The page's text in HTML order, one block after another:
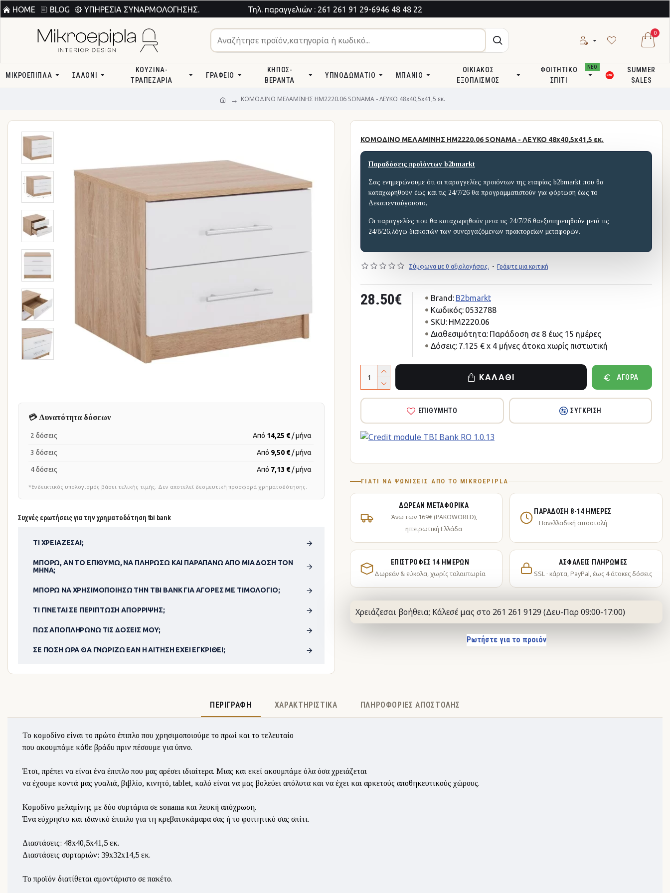
HOME BLOG ΥΠΗΡΕΣΊΑ ΣΥΝΑΡΜΟΛΌΓΗΣΗΣ. Τηλ. παραγγελιών : 261 261 91 29-6946 48 48 22
0
ΜΙΚΡΟΕΠΙΠΛΑ ΣΑΛΌΝΙ
ΚΟΥΖΊΝΑ-
ΤΡΑΠΕΖΑΡΊΑ
ΓΡΑΦΕΊΟ
ΚΉΠΟΣ-
ΒΕΡΆΝΤΑ
ΥΠΝΟΔΩΜΆΤΙΟ ΜΠΆΝΙΟ
ΟΙΚΙΑΚΌΣ
ΕΞΟΠΛΙΣΜΌΣ
ΦΟΙΤΗΤΙΚΌ
ΣΠΊΤΙ
ΝΕΟ
SUMMER
SALES
ΚΟΜΟΔΙΝΟ ΜΕΛΑΜΙΝΗΣ HM2220.06 SONAMA - ΛΕΥΚΟ 48x40,5x41,5 εκ.
Συχνές ερωτήσεις για την χρηματοδότηση tbi bank
ΤΙ ΧΡΕΙΆΖΕΣΑΙ;
ΜΠΟΡΏ, ΑΝ ΤΟ ΕΠΙΘΥΜΏ, ΝΑ ΠΛΗΡΏΣΩ ΚΑΙ ΠΑΡΑΠΆΝΩ ΑΠΌ ΜΊΑ ΔΌΣΗ ΤΟΝ
ΜΉΝΑ;
ΜΠΟΡΏ ΝΑ ΧΡΗΣΙΜΟΠΟΊΗΣΩ ΤΗΝ TBI BANK ΓΙΑ ΑΓΟΡΈΣ ΜΕ ΤΙΜΟΛΌΓΙΟ;
ΤΙ ΓΊΝΕΤΑΙ ΣΕ ΠΕΡΊΠΤΩΣΗ ΑΠΌΡΡΙΨΗΣ;
ΠΏΣ ΑΠΟΠΛΗΡΏΝΩ ΤΙΣ ΔΌΣΕΙΣ ΜΟΥ;
ΣΕ ΠΌΣΗ ΏΡΑ ΘΑ ΓΝΩΡΊΖΩ ΕΆΝ Η ΑΊΤΗΣΗ ΈΧΕΙ ΕΓΚΡΙΘΕΊ;
💳 Δυνατότητα δόσεων
2 δόσεις Από 14,25 € / μήνα
3 δόσεις Από 9,50 € / μήνα
4 δόσεις Από 7,13 € / μήνα
*Ενδεικτικός υπολογισμός βάσει τελικής τιμής. Δεν αποτελεί δεσμευτική προσφορά χρηματοδότησης.
ΚΟΜΟΔΙΝΟ ΜΕΛΑΜΙΝΗΣ HM2220.06 SONAMA - ΛΕΥΚΟ 48x40,5x41,5 εκ.
Παραδόσεις προϊόντων b2bmarkt
Σας ενημερώνουμε ότι οι παραγγελίες προιόντων της εταιρίας b2bmarkt που θα
καταχωρηθούν έως και τις 24/7/26 θα προγραμματιστούν για φόρτωση έως το
Δεκαπενταύγουστο,
Οι παραγγελίες που θα καταχωρηθούν μετα τις 24/7/26 θαεξυπηρετηθούν μετά τις
24/8/26,λόγω διακοπών των συνεργαζόμενων πρακτορείων μεταφορών.
Σύμφωνα με 0 αξιολογήσεις. - Γράψτε μια κριτική
28.50€ Brand: B2bmarkt
Κωδικός: 0532788
SKU: HM2220.06
Διαθεσιμότητα: Παράδοση σε 8 έως 15 ημέρες
Δόσεις: 7.125 € x 4 μήνες άτοκα χωρίς πιστωτική
ΚΑΛΆΘΙ ΑΓΟΡΆ
ΕΠΙΘΥΜΗΤΌ ΣΎΓΚΡΙΣΗ
ΓΙΑΤΊ ΝΑ ΨΩΝΊΣΕΙΣ ΑΠΌ ΤΟ MIKROEPIPLA
ΔΩΡΕΆΝ ΜΕΤΑΦΟΡΙΚΆ
Άνω των 169€ (PAKOWORLD),
ηπειρωτική Ελλάδα
ΠΑΡΆΔΟΣΗ 8-14 ΗΜΈΡΕΣ
Πανελλαδική αποστολή
ΕΠΙΣΤΡΟΦΈΣ 14 ΗΜΕΡΏΝ
Δωρεάν & εύκολα, χωρίς ταλαιπωρία
ΑΣΦΑΛΕΊΣ ΠΛΗΡΩΜΈΣ
SSL · κάρτα, PayPal, έως 4 άτοκες δόσεις
Χρειάζεσαι βοήθεια; Κάλεσέ μας στο 261 261 9129 (Δευ-Παρ 09:00-17:00)
Ρωτήστε για το προιόν
ΠΕΡΙΓΡΑΦΉ ΧΑΡΑΚΤΗΡΙΣΤΙΚΆ ΠΛΗΡΟΦΟΡΊΕΣ ΑΠΟΣΤΟΛΉΣ
Το κομοδίνο είναι το πρώτο έπιπλο που χρησιμοποιούμε το πρωί και το τελευταίο
που ακουμπάμε κάθε βράδυ πριν πέσουμε για ύπνο.
Έτσι, πρέπει να είναι ένα έπιπλο που μας αρέσει ιδιαίτερα. Μιας και εκεί ακουμπάμε όλα όσα χρειάζεται
να έχουμε κοντά μας γυαλιά, βιβλίο, κινητό, tablet, καλό είναι να μας βολεύει απόλυτα και να έχει και αρκετούς αποθηκευτικούς χώρους.
Κομοδίνο μελαμίνης με δύο συρτάρια σε sonama και λευκή απόχρωση.
Ένα εύχρηστο και ιδανικό έπιπλο για τη κρεβατοκάμαρα σας ή το φοιτητικό σας σπίτι.
Διαστάσεις: 48x40,5x41,5 εκ.
Διαστάσεις συρταριών: 39x32x14,5 εκ.
Το προϊόν διατίθεται αμοντάριστο σε πακέτο.